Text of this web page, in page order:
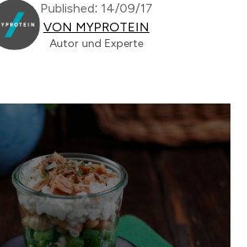
Published: 14/09/17
VON MYPROTEIN
Autor und Experte